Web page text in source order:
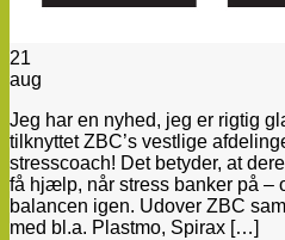
21
aug
Jeg har en nyhed, jeg er rigtig
tilknyttet ZBC’s vestlige
stresscoach! Det betyder, at
få hjælp, når stress banker på –
balancen igen. Udover ZBC
med bl.a. Plastmo, Spirax […]